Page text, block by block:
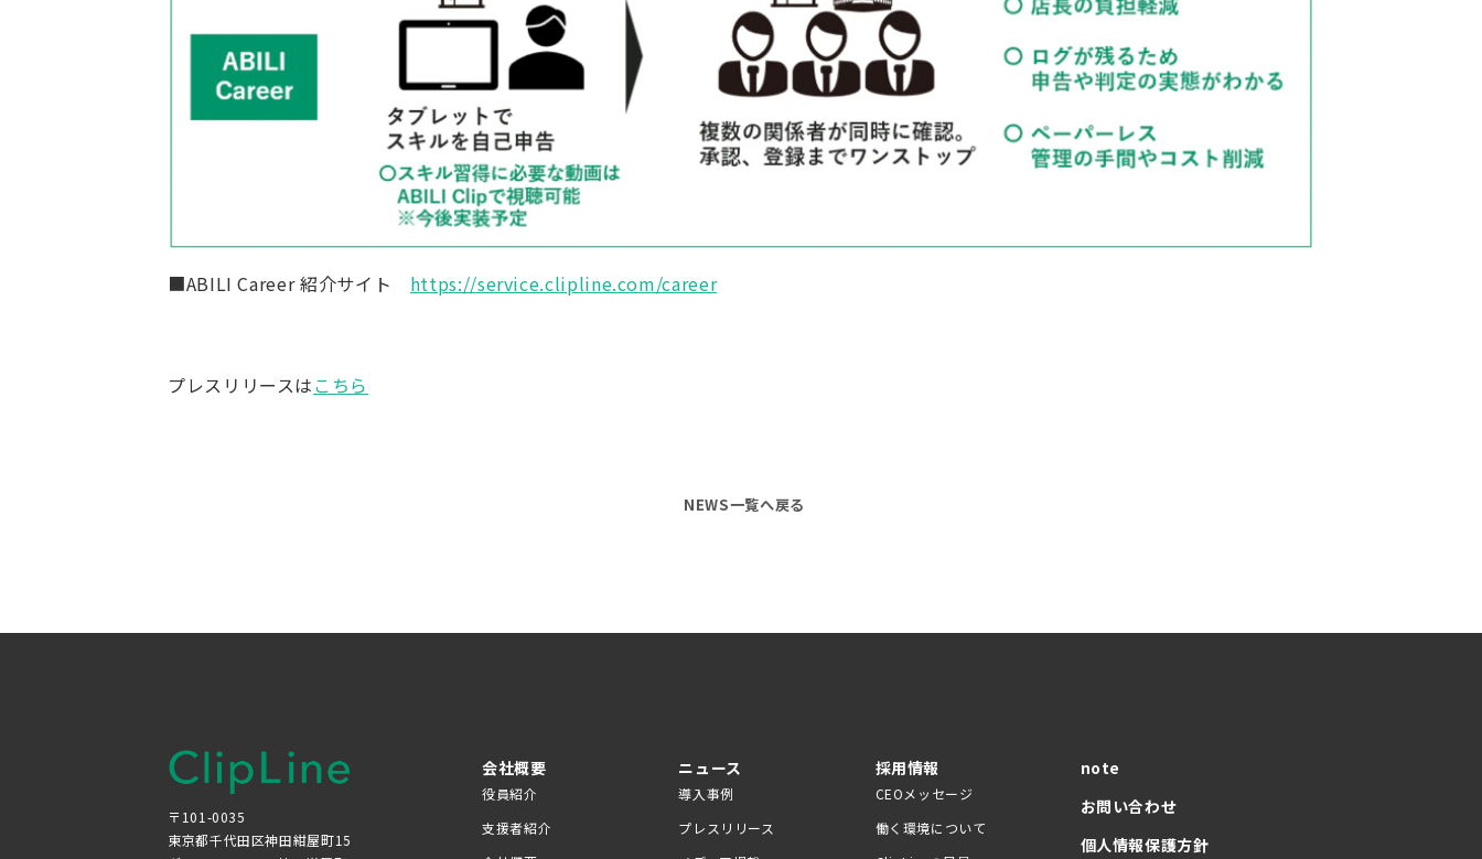
■ABILI Career 紹介サイト https://service.clipline.com/career
プレスリリースはこちら
NEWS一覧へ戻る
〒101-0035
東京都千代田区神田紺屋町15
会社概要
役員紹介
支援者紹介
ニュース
導入事例
プレスリリース
採用情報
CEOメッセージ
働く環境について
note
お問い合わせ
個人情報保護方針